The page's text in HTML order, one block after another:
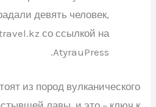
девять человек,
со ссылкой на
AtyrauPress.
из пород вулканического